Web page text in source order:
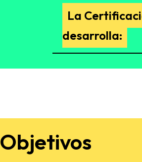
La
desarrolla:
Objetivos